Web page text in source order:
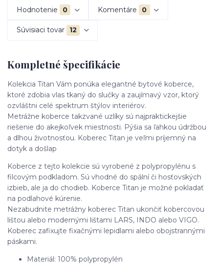
Hodnotenie 0 Komentáre 0
Súvisiaci tovar 12
Kompletné špecifikácie
Kolekcia Titan Vám ponúka elegantné bytové koberce,
ktoré zdobia vlas tkaný do slučky a zaujímavý vzor, ktorý
ozvláštni celé spektrum štýlov interiérov.
Metrážne koberce takzvané uzlíky sú najpraktickejšie
riešenie do akejkoľvek miestnosti. Pýšia sa ľahkou údržbou
a dlhou životnosťou. Koberec Titan je veľmi príjemný na
dotyk a došlap
Koberce z tejto kolekcie sú vyrobené z polypropylénu s
filcovým podkladom. Sú vhodné do spální či hosťovských
izbieb, ale ja do chodieb. Koberce Titan je možné pokladať
na podlahové kúrenie.
Nezabudnite metrážny koberec Titan ukončiť kobercovou
lištou alebo modernými lištami LARS, INDO alebo VIGO.
Koberec zafixujte fixačnými lepidlami alebo obojstrannými
páskami.
Materiál: 100% polypropylén